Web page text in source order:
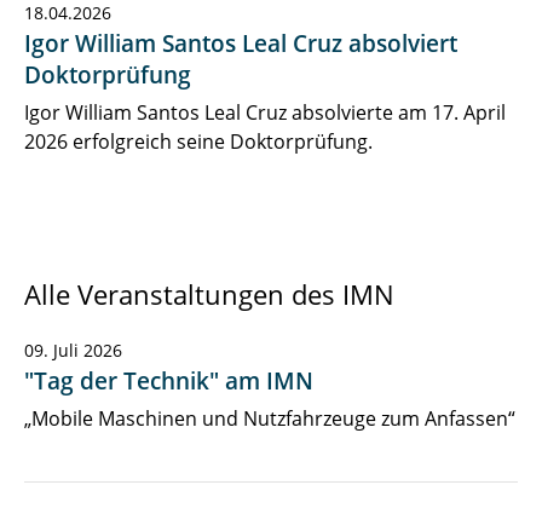
18.04.2026
Igor William Santos Leal Cruz absolviert
Doktorprüfung
Igor William Santos Leal Cruz absolvierte am 17. April
2026 erfolgreich seine Doktorprüfung.
Alle Veranstaltungen des IMN
09. Juli 2026
"Tag der Technik" am IMN
„Mobile Maschinen und Nutzfahrzeuge zum Anfassen“